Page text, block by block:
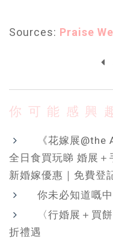
Sources: Praise
你可能感興
《花嫁展
全日食買玩睇 婚展
新婚嫁優惠｜免費登
你未必知道嘅
〈行婚展＋買
折禮遇